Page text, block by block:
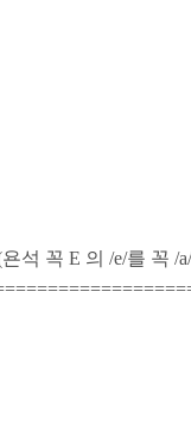
석 꼭 E 의 /e/를 꼭 /